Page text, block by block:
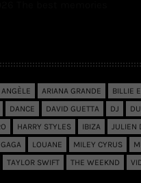
ANGÈLE ARIANA GRANDE
BILLIE
DANCE DAVID GUETTA DJ
HARRY STYLES IBIZA
JULIEN
LOUANE MILEY CYRUS
TAYLOR SWIFT THE WEEKND